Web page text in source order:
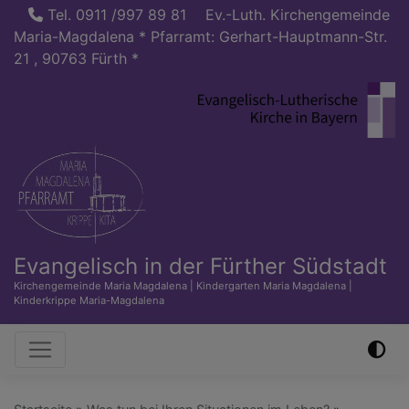
Direkt
zum
Inhalt
Tel. 0911 /997 89 81
Ev.-Luth. Kirchengemeinde
Maria-Magdalena * Pfarramt: Gerhart-Hauptmann-Str.
21 , 90763 Fürth *
Evangelisch in der Fürther Südstadt
Kirchengemeinde Maria Magdalena | Kindergarten Maria Magdalena |
Kinderkrippe Maria-Magdalena
Hauptnavigation